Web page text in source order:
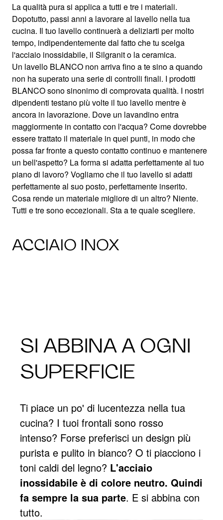
La qualità pura si applica a tutti e tre i materiali.
Dopotutto, passi anni a lavorare al lavello nella tua
cucina. Il tuo lavello continuerà a deliziarti per molto
tempo, indipendentemente dal fatto che tu scelga
l'acciaio inossidabile, il Silgranit o la ceramica.
Un lavello BLANCO non arriva fino a te sino a quando
non ha superato una serie di controlli finali. I prodotti
BLANCO sono sinonimo di comprovata qualità. I nostri
dipendenti testano più volte il tuo lavello mentre è
ancora in lavorazione. Dove un lavandino entra
maggiormente in contatto con l'acqua? Come dovrebbe
essere trattato il materiale in quei punti, in modo che
possa far fronte a questo contatto continuo e mantenere
un bell'aspetto? La forma si adatta perfettamente al tuo
piano di lavoro? Vogliamo che il tuo lavello si adatti
perfettamente al suo posto, perfettamente inserito.
Cosa rende un materiale migliore di un altro? Niente.
Tutti e tre sono eccezionali. Sta a te quale scegliere.
ACCIAIO INOX
SI ABBINA A OGNI
SUPERFICIE
Ti piace un po' di lucentezza nella tua
cucina? I tuoi frontali sono rosso
intenso? Forse preferisci un design più
purista e pulito in bianco? O ti piacciono i
toni caldi del legno? L'acciaio
inossidabile è di colore neutro. Quindi
fa sempre la sua parte. E si abbina con
tutto.